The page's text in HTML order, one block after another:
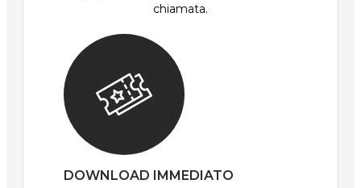
chiamata.
DOWNLOAD IMMEDIATO